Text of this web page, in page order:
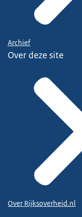
Archief
Over deze site
Over Rijksoverheid.nl